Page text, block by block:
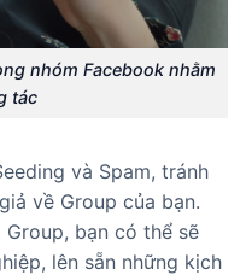
nhóm Facebook nhằm
tác
và Spam, tránh
về Group của bạn.
bạn có thể sẽ
lên sẵn những kịch